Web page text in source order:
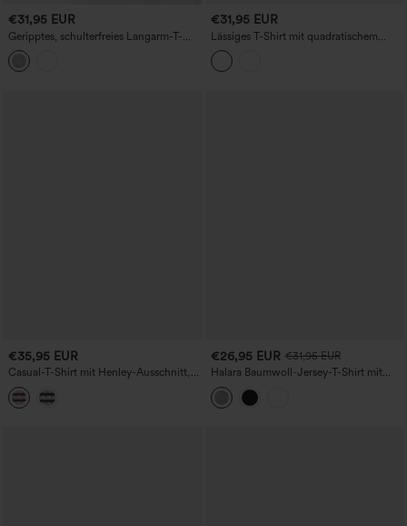
€31,95 EUR
Geripptes, schulterfreies Langarm-T-
Shirt mit integriertem BH –
ultraschlanker, lässiger Schnitt
€31,95 EUR
Lässiges T-Shirt mit quadratischem
Ausschnitt, langen Ärmeln und
Rüschensaum
€35,95 EUR
Casual-T-Shirt mit Henley-Ausschnitt,
langen Ärmeln, Daumenloch und
Streifen
€26,95 EUR €31,95 EUR
Halara Baumwoll-Jersey-T-Shirt mit
Scoop-Ausschnitt, kurzen Ärmeln und
integriertem BH — lässiges T-Shirt, B–
DD-Cups